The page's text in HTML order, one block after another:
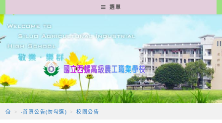
轉
至
要
容
選單
> -首頁公告(勿勾選) > 校園公告